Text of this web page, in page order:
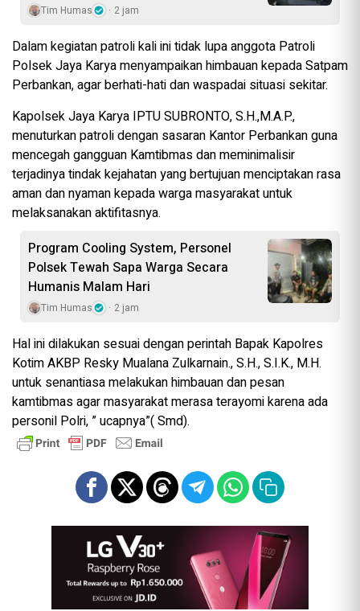
Tim Humas 2 jam
Dalam kegiatan patroli kali ini tidak lupa anggota Patroli
Polsek Jaya Karya menyampaikan himbauan kepada Satpam
Perbankan, agar berhati-hati dan waspadai situasi sekitar.
Kapolsek Jaya Karya IPTU SUBRONTO, S.H.,M.A.P.,
menuturkan patroli dengan sasaran Kantor Perbankan guna
mencegah gangguan Kamtibmas dan meminimalisir
terjadinya tindak kejahatan yang bertujuan menciptakan rasa
aman dan nyaman kepada warga masyarakat untuk
melaksanakan aktifitasnya.
Program Cooling System, Personel
Polsek Tewah Sapa Warga Secara
Humanis Malam Hari
Tim Humas 2 jam
Hal ini dilakukan sesuai dengan perintah Bapak Kapolres
Kotim AKBP Resky Mualana Zulkarnain., S.H., S.I.K., M.H.
untuk senantiasa melakukan himbauan dan pesan
kamtibmas agar masyarakat merasa terayomi karena ada
personil Polri, ” ucapnya”( Smd).